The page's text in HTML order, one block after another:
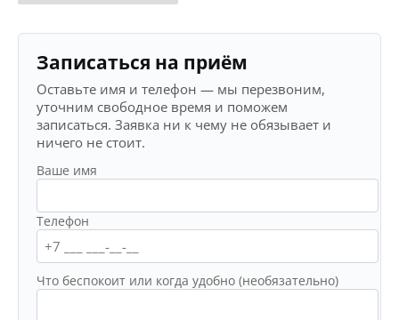
Записаться на приём
Оставьте имя и телефон — мы перезвоним,
уточним свободное время и поможем
записаться. Заявка ни к чему не обязывает и
ничего не стоит.
Ваше имя
Телефон
Что беспокоит или когда удобно (необязательно)